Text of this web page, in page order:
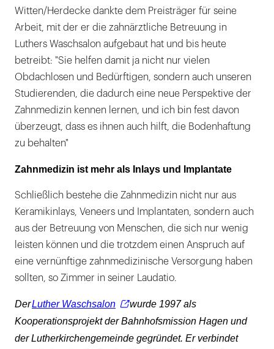
Witten/Herdecke dankte dem Preisträger für seine
Arbeit, mit der er die zahnärztliche Betreuung in
Luthers Waschsalon aufgebaut hat und bis heute
betreibt: "Sie helfen damit ja nicht nur vielen
Obdachlosen und Bedürftigen, sondern auch unseren
Studierenden, die dadurch eine neue Perspektive der
Zahnmedizin kennen lernen, und ich bin fest davon
überzeugt, dass es ihnen auch hilft, die Bodenhaftung
zu behalten"
Zahnmedizin ist mehr als Inlays und Implantate
Schließlich bestehe die Zahnmedizin nicht nur aus
Keramikinlays, Veneers und Implantaten, sondern auch
aus der Betreuung von Menschen, die sich nur wenig
leisten können und die trotzdem einen Anspruch auf
eine vernünftige zahnmedizinische Versorgung haben
sollten, so Zimmer in seiner Laudatio.
DerLuther Waschsalon
wurde 1997 als
Kooperationsprojekt der Bahnhofsmission Hagen und
der Lutherkirchengemeinde gegründet. Er verbindet